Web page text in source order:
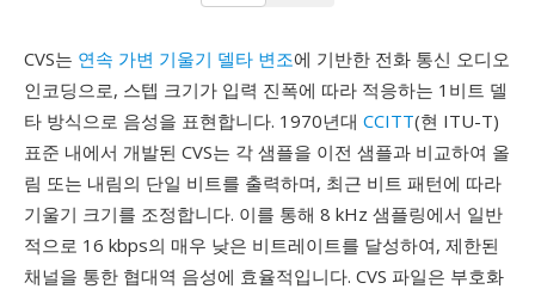
CVS는 연속 가변 기울기 델타 변조에 기반한 전화 통신 오디오
인코딩으로, 스텝 크기가 입력 진폭에 따라 적응하는 1비트 델
타 방식으로 음성을 표현합니다. 1970년대 CCITT(현 ITU-T)
표준 내에서 개발된 CVS는 각 샘플을 이전 샘플과 비교하여 올
림 또는 내림의 단일 비트를 출력하며, 최근 비트 패턴에 따라
기울기 크기를 조정합니다. 이를 통해 8 kHz 샘플링에서 일반
적으로 16 kbps의 매우 낮은 비트레이트를 달성하여, 제한된
채널을 통한 협대역 음성에 효율적입니다. CVS 파일은 부호화